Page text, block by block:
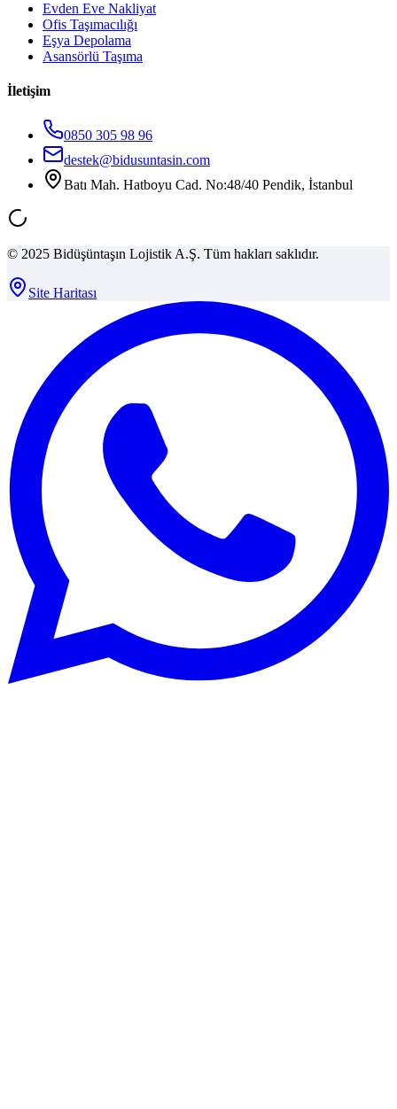
Evden Eve Nakliyat
Ofis Taşımacılığı
Eşya Depolama
Asansörlü Taşıma
İletişim
0850 305 98 96
destek@bidusuntasin.com
Batı Mah. Hatboyu Cad. No:48/40 Pendik, İstanbul
© 2025 Bidüşüntaşın Lojistik A.Ş. Tüm hakları saklıdır.
Site Haritası